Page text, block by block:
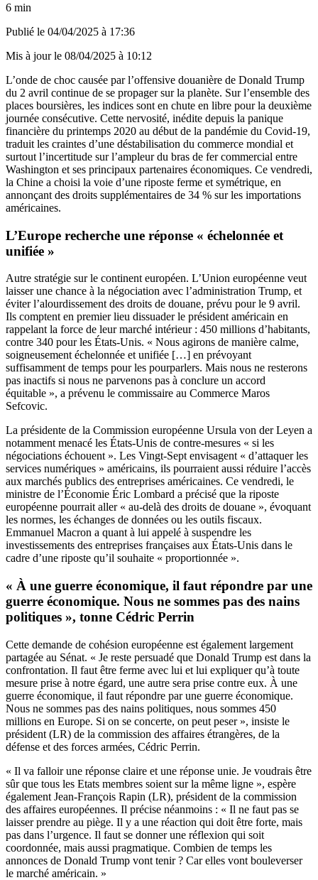
6 min
Publié le 04/04/2025 à 17:36
Mis à jour le 08/04/2025 à 10:12
L’onde de choc causée par l’offensive douanière de Donald Trump
du 2 avril continue de se propager sur la planète. Sur l’ensemble des
places boursières, les indices sont en chute en libre pour la deuxième
journée consécutive. Cette nervosité, inédite depuis la panique
financière du printemps 2020 au début de la pandémie du Covid-19,
traduit les craintes d’une déstabilisation du commerce mondial et
surtout l’incertitude sur l’ampleur du bras de fer commercial entre
Washington et ses principaux partenaires économiques. Ce vendredi,
la Chine a choisi la voie d’une riposte ferme et symétrique, en
annonçant des droits supplémentaires de 34 % sur les importations
américaines.
L’Europe recherche une réponse « échelonnée et
unifiée »
Autre stratégie sur le continent européen. L’Union européenne veut
laisser une chance à la négociation avec l’administration Trump, et
éviter l’alourdissement des droits de douane, prévu pour le 9 avril.
Ils comptent en premier lieu dissuader le président américain en
rappelant la force de leur marché intérieur : 450 millions d’habitants,
contre 340 pour les États-Unis. « Nous agirons de manière calme,
soigneusement échelonnée et unifiée […] en prévoyant
suffisamment de temps pour les pourparlers. Mais nous ne resterons
pas inactifs si nous ne parvenons pas à conclure un accord
équitable », a prévenu le commissaire au Commerce Maros
Sefcovic.
La présidente de la Commission européenne Ursula von der Leyen a
notamment menacé les États-Unis de contre-mesures « si les
négociations échouent ». Les Vingt-Sept envisagent « d’attaquer les
services numériques » américains, ils pourraient aussi réduire l’accès
aux marchés publics des entreprises américaines. Ce vendredi, le
ministre de l’Économie Éric Lombard a précisé que la riposte
européenne pourrait aller « au-delà des droits de douane », évoquant
les normes, les échanges de données ou les outils fiscaux.
Emmanuel Macron a quant à lui appelé à suspendre les
investissements des entreprises françaises aux États-Unis dans le
cadre d’une riposte qu’il souhaite « proportionnée ».
« À une guerre économique, il faut répondre par une
guerre économique. Nous ne sommes pas des nains
politiques », tonne Cédric Perrin
Cette demande de cohésion européenne est également largement
partagée au Sénat. « Je reste persuadé que Donald Trump est dans la
confrontation. Il faut être ferme avec lui et lui expliquer qu’à toute
mesure prise à notre égard, une autre sera prise contre eux. À une
guerre économique, il faut répondre par une guerre économique.
Nous ne sommes pas des nains politiques, nous sommes 450
millions en Europe. Si on se concerte, on peut peser », insiste le
président (LR) de la commission des affaires étrangères, de la
défense et des forces armées, Cédric Perrin.
« Il va falloir une réponse claire et une réponse unie. Je voudrais être
sûr que tous les Etats membres soient sur la même ligne », espère
également Jean-François Rapin (LR), président de la commission
des affaires européennes. Il précise néanmoins : « Il ne faut pas se
laisser prendre au piège. Il y a une réaction qui doit être forte, mais
pas dans l’urgence. Il faut se donner une réflexion qui soit
coordonnée, mais aussi pragmatique. Combien de temps les
annonces de Donald Trump vont tenir ? Car elles vont bouleverser
le marché américain. »